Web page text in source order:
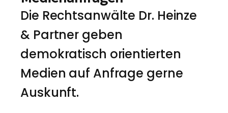
Die Rechtsanwälte Dr. Heinze
& Partner geben
demokratisch orientierten
Medien auf Anfrage gerne
Auskunft.